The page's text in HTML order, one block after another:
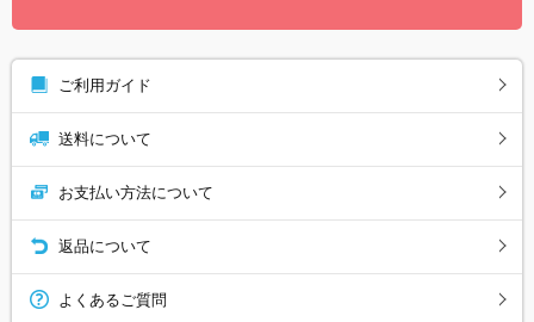
ご利用ガイド
送料について
お支払い方法について
返品について
よくあるご質問